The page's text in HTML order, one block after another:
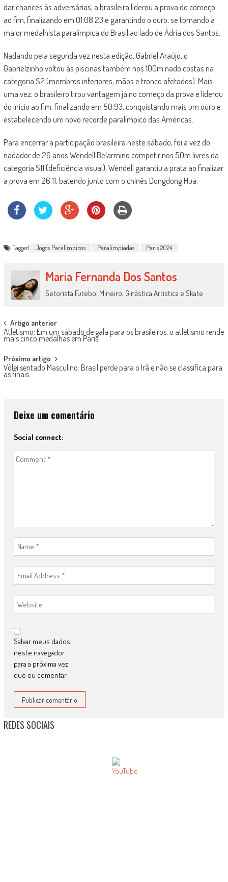
dar chances às adversárias, a brasileira liderou a prova do começo
ao fim, finalizando em 01:08.23 e garantindo o ouro, se tornando a
maior medalhista paralímpica do Brasil ao lado de Ádria dos Santos.
Nadando pela segunda vez nesta edição, Gabriel Araújo, o
Gabrielzinho voltou às piscinas também nos 100m nado costas na
categoria S2 (membros inferiores, mãos e tronco afetados). Mais
uma vez, o brasileiro tirou vantagem já no começo da prova e liderou
do início ao fim, finalizando em 50.93, conquistando mais um ouro e
estabelecendo um novo recorde paralímpico das Américas.
Para encerrar a participação brasileira neste sábado, foi a vez do
nadador de 26 anos Wendell Belarmino competir nos 50m livres da
categoria S11 (deficiência visual). Wendell garantiu a prata ao finalizar
a prova em 26.11, batendo junto com o chinês Dongdong Hua.
Tagged Jogos Paralímpicos Paralimpíadas Paris 2024
Maria Fernanda Dos Santos
Setorista Futebol Mineiro, Ginástica Artística e Skate
Post
navigation
Artigo anterior
Atletismo: Em um sábado de gala para os brasileiros, o atletismo rende
mais cinco medalhas em Paris
Próximo artigo
Vôlei sentado Masculino: Brasil perde para o Irã e não se classifica para
as finais
Deixe um comentário
Social connect:
Salvar meus dados
neste navegador
para a próxima vez
que eu comentar.
REDES SOCIAIS